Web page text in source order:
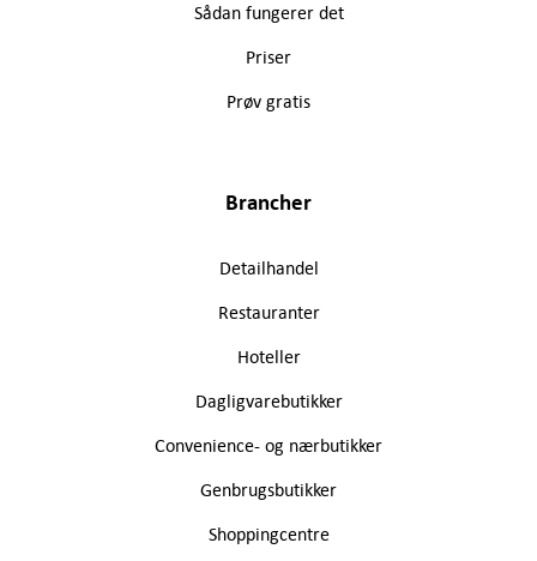
Sådan fungerer det
Priser
Prøv gratis
Brancher
Detailhandel
Restauranter
Hoteller
Dagligvarebutikker
Convenience- og nærbutikker
Genbrugsbutikker
Shoppingcentre